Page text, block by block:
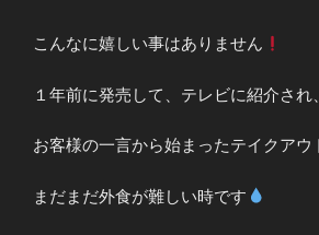
こんなに嬉しい事はありません
１年前に発売して、テレビに紹介され
お客様の一言から始まったテイクアウ
まだまだ外食が難しい時です